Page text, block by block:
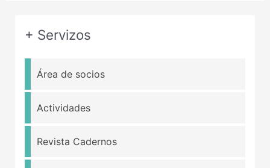
+ Servizos
Área de socios
Actividades
Revista Cadernos